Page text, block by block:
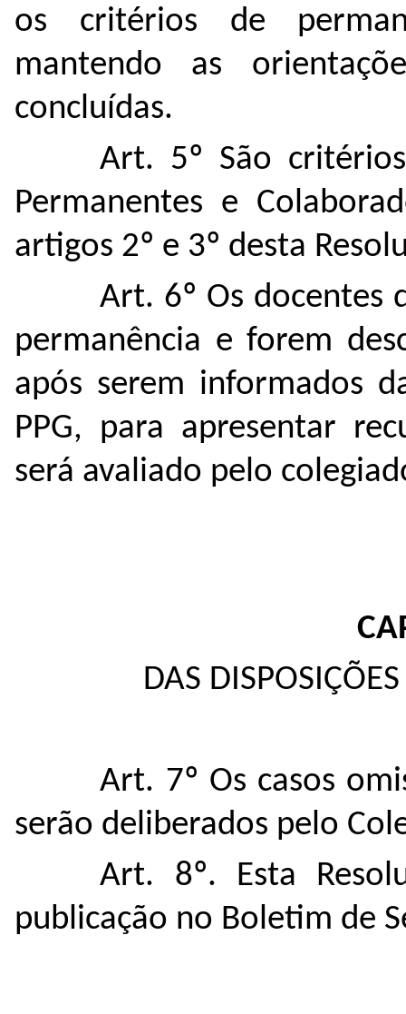
os critérios de
mantendo as
concluídas.
Art. 5º São
Permanentes e
artigos 2º e 3º desta
Art. 6º Os docentes
permanência e forem
após serem informados
PPG, para apresentar
será avaliado pelo
DAS
Art. 7º Os casos
serão deliberados pelo
Art. 8º. Esta
publicação no Boletim de